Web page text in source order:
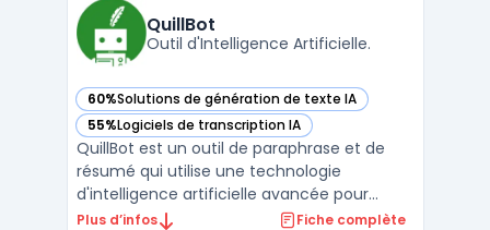
noms via le symbole "@". Cette approche
permet d’obtenir des réponses m ...
QuillBot
Outil d'Intelligence Artificielle.
60%Solutions de génération de texte IA
— voir QuillBot dans cette catégorie
55%Logiciels de transcription IA
— voir QuillBot dans cette catégorie
QuillBot est un outil de paraphrase et de
résumé qui utilise une technologie
d'intelligence artificielle avancée pour
réécrire des phrases, des paragraphes ou
Plus d’infos Fiche complète